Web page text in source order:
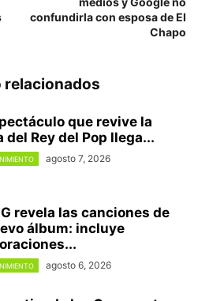
confundirla con esposa de El
Chapo
que revive la
del Rey del Pop llega...
agosto 7, 2026
revela las canciones de
álbum: incluye
agosto 6, 2026